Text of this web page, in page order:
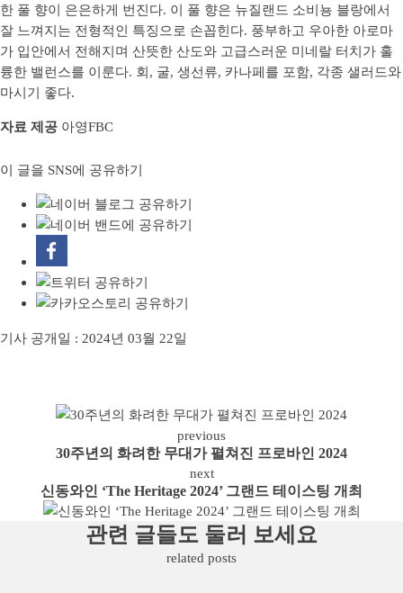
한 풀 향이 은은하게 번진다. 이 풀 향은 뉴질랜드 소비뇽 블랑에서
잘 느껴지는 전형적인 특징으로 손꼽힌다. 풍부하고 우아한 아로마
가 입안에서 전해지며 산뜻한 산도와 고급스러운 미네랄 터치가 훌
륭한 밸런스를 이룬다. 회, 굴, 생선류, 카나페를 포함, 각종 샐러드와
마시기 좋다.
자료 제공 아영FBC
이 글을 SNS에 공유하기
기사 공개일 : 2024년 03월 22일
previous
30주년의 화려한 무대가 펼쳐진 프로바인 2024
next
신동와인 ‘The Heritage 2024’ 그랜드 테이스팅 개최
관련 글들도 둘러 보세요
related posts